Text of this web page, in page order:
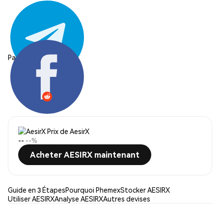
Partager:
Prix de AesirX
-- --%
Acheter AESIRX maintenant
Guide en 3 ÉtapesPourquoi PhemexStocker AESIRX
Utiliser AESIRXAnalyse AESIRXAutres devises